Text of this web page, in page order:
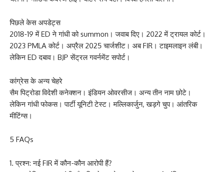
पिछले केस अपडेट्स
2018-19 में ED ने गांधी को summon। जवाब दिए। 2022 में ट्रायल कोर्ट।
2023 PMLA कोर्ट। अप्रैल 2025 चार्जशीट। अब FIR। टाइमलाइन लंबी।
लेकिन ED दबाव। BJP सेंट्रल गवर्नमेंट सपोर्ट।
कांग्रेस के अन्य चेहरे
सैम पिट्रोडा विदेशी कनेक्शन। इंडियन ओवरसीज। अन्य तीन नाम छोटे।
लेकिन गांधी फोकस। पार्टी यूनिटी टेस्ट। मल्लिकार्जुन, खड़गे चुप। आंतरिक
मीटिंग्स।
5 FAQs
प्रश्न: नई FIR में कौन-कौन आरोपी हैं?